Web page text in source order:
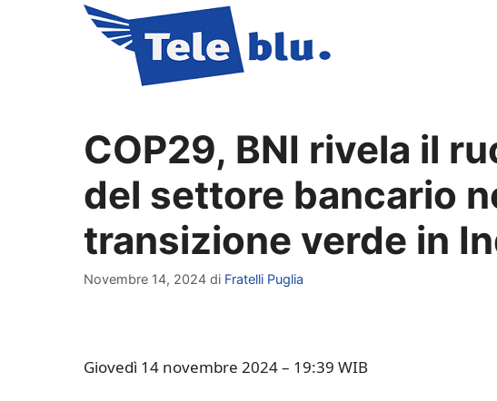
COP29, BNI rivela il
del settore bancario
transizione verde in
Novembre 14, 2024 di Fratelli Puglia
Giovedì 14 novembre 2024 – 19:39 WIB